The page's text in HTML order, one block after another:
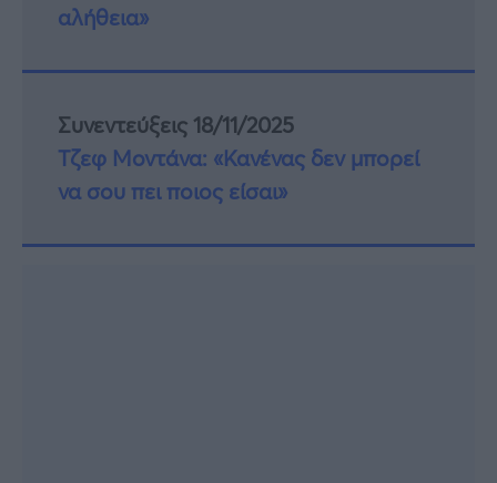
αλήθεια»
Συνεντεύξεις 18/11/2025
Τζεφ Μοντάνα: «Κανένας δεν μπορεί
να σου πει ποιος είσαι»